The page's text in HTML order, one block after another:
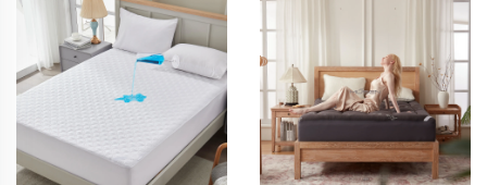
Trẻ Em: Đáp Ứng Kỳ Vọng Kép Của Cha Mẹ Và Trẻ
Nhỏ Trên Nhiều Phương Diện
### 1. An Toàn Là Trên Hết: Mỗi Sản Phẩm Đồ
Giường Cho Bé & Trẻ Em Đều Phải Qua Kiểm Tra
Nghiêm Ngặt Để Bảo Vệ Làn Da Mỏng Mảnh